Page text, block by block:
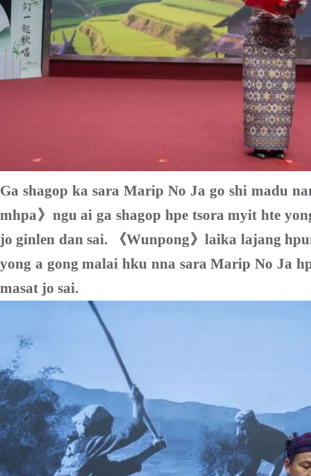
Ga shagop ka sara Marip No Ja go shi madu
mhpa》 ngu ai ga shagop hpe tsora myit hte
jo ginlen dan sai.
《Wunpong》laika lajang
yong a gong malai hku nna saraMarip No Ja
masat jo sai.